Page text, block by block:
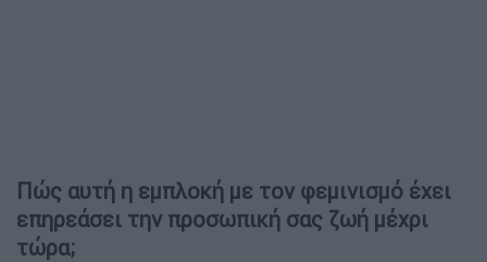
Πώς αυτή η εμπλοκή με τον φεμινισμό έχει
επηρεάσει την προσωπική σας ζωή μέχρι
τώρα;